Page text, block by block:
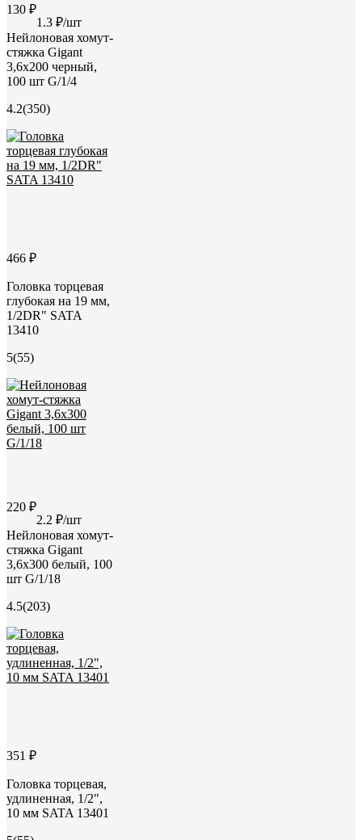
130 ₽
1.3 ₽/шт
Нейлоновая хомут-
стяжка Gigant
3,6х200 черный,
100 шт G/1/4
4.2(350)
466 ₽
Головка торцевая
глубокая на 19 мм,
1/2DR" SATA
13410
5(55)
220 ₽
2.2 ₽/шт
Нейлоновая хомут-
стяжка Gigant
3,6х300 белый, 100
шт G/1/18
4.5(203)
351 ₽
Головка торцевая,
удлиненная, 1/2",
10 мм SATA 13401